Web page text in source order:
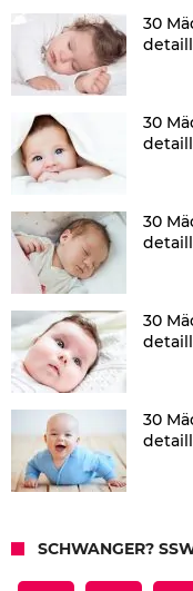
30
30
30
30
30
SCHWANGER?